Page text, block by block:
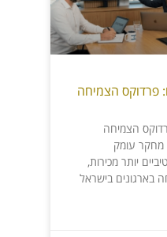
פרדוקס הצמיחה
הצמיחה
בארגונים בישראל – 2027 מחקר עומק
יותר מכירות,
בארגונים בישראל